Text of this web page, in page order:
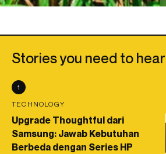
Stories you need to hear
1
TECHNOLOGY
Upgrade Thoughtful dari
Samsung: Jawab Kebutuhan
Berbeda dengan Series HP